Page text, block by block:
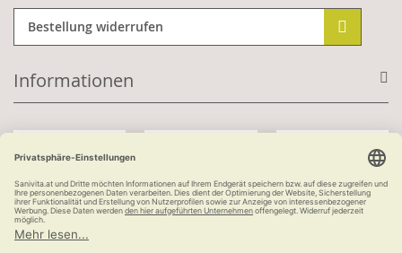
Bestellung widerrufen
Informationen
Kauf auf Rechnung